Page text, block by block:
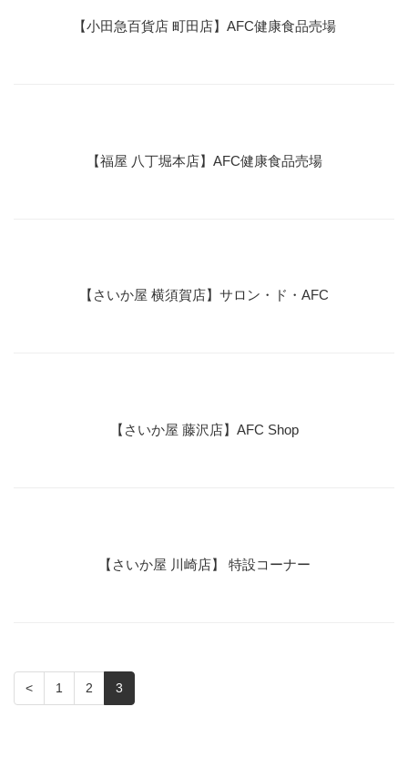
【小田急百貨店 町田店】AFC健康食品売場
【福屋 八丁堀本店】AFC健康食品売場
【さいか屋 横須賀店】サロン・ド・AFC
【さいか屋 藤沢店】AFC Shop
【さいか屋 川崎店】 特設コーナー
< 1 2 3